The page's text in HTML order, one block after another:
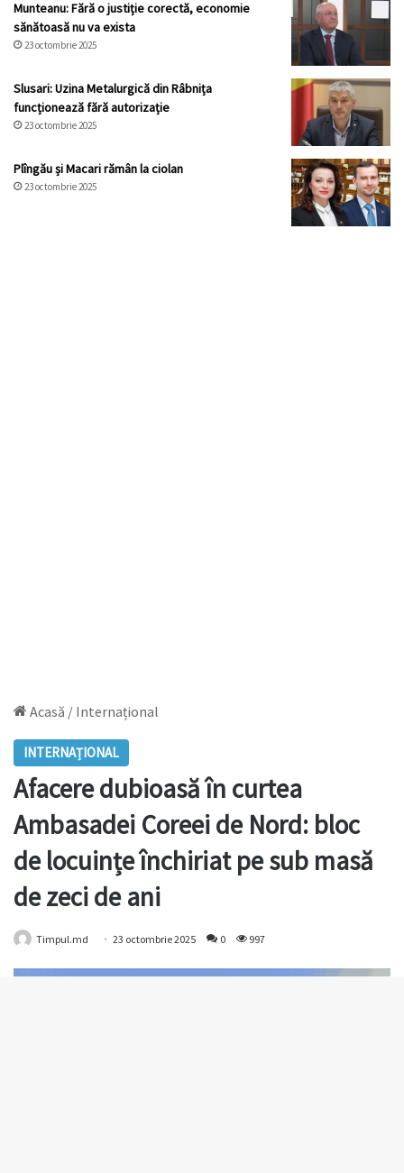
Munteanu: Fără o justiție corectă, economie
sănătoasă nu va exista
23 octombrie 2025
Slusari: Uzina Metalurgică din Râbnița
funcționează fără autorizație
23 octombrie 2025
Plîngău și Macari rămân la ciolan
23 octombrie 2025